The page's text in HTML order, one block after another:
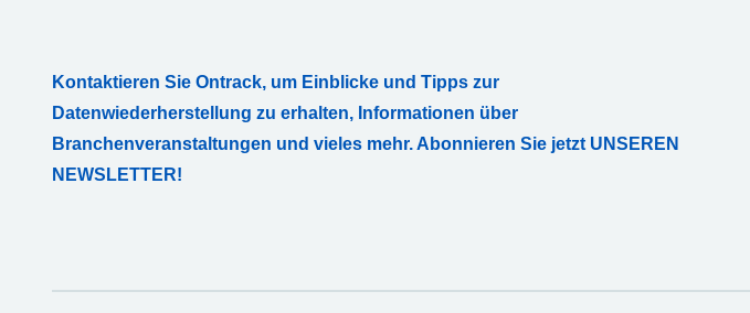
Kontaktieren Sie Ontrack, um Einblicke und Tipps zur
Datenwiederherstellung zu erhalten, Informationen über
Branchenveranstaltungen und vieles mehr. Abonnieren Sie jetzt UNSEREN
NEWSLETTER!